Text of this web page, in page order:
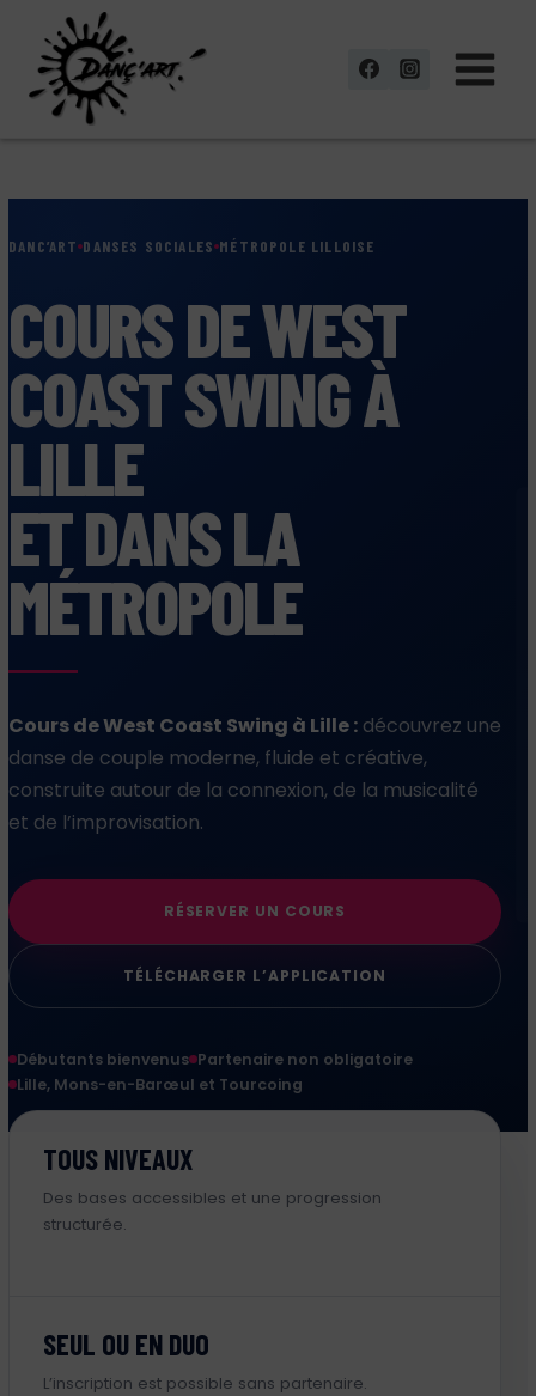
contenu
DANC’ART DANSES SOCIALES MÉTROPOLE LILLOISE
COURS DE WEST
COAST SWING À
LILLE
ET DANS LA
MÉTROPOLE
Cours de West Coast Swing à Lille : découvrez une
danse de couple moderne, fluide et créative,
construite autour de la connexion, de la musicalité
et de l’improvisation.
RÉSERVER UN COURS
TÉLÉCHARGER L’APPLICATION
Débutants bienvenus Partenaire non obligatoire
Lille, Mons-en-Barœul et Tourcoing
TOUS NIVEAUX
Des bases accessibles et une progression
structurée.
SEUL OU EN DUO
L’inscription est possible sans partenaire.